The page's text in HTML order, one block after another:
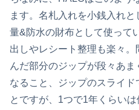
ます。名札入れを小銭入れ
量&防水の財布として使って
出しやレシート整理も楽々
んだ部分のジップが段々あま
なること、ジップのスライ
とですが、1つで1年くらい